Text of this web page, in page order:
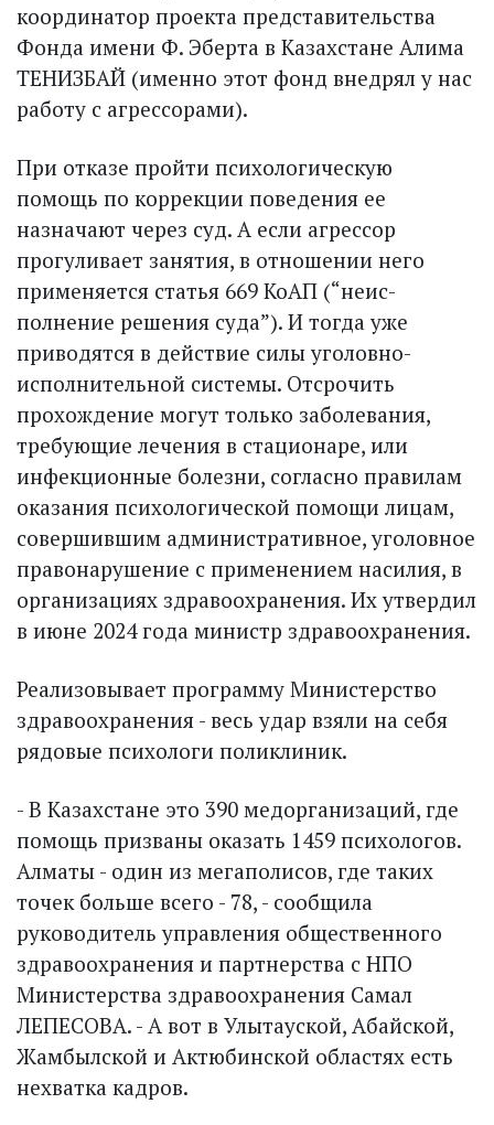
координатор проекта представительства
Фонда имени Ф. Эберта в Казахстане Алима
ТЕНИЗБАЙ (именно этот фонд внедрял у нас
работу с агрессорами).
При отказе пройти психологическую
помощь по коррекции поведения ее
назначают через суд. А если агрессор
прогуливает занятия, в отношении него
применяется статья 669 КоАП (“неис­
полнение решения суда”). И тогда уже
приводятся в действие силы уголовно-
исполнительной системы. Отсрочить
прохождение могут только заболевания,
требующие лечения в стационаре, или
инфекционные болезни, согласно правилам
оказания психологической помощи лицам,
совершившим административное, уголовное
правонарушение с применением насилия, в
организациях здравоохранения. Их утвердил
в июне 2024 года министр здравоохранения.
Реализовывает программу Министерство
здравоохранения - весь удар взяли на себя
рядовые психологи поликлиник.
- В Казахстане это 390 медорганизаций, где
помощь призваны оказать 1459 психологов.
Алматы - один из мегаполисов, где таких
точек больше всего - 78, - сообщила
руководитель управления общественного
здравоохранения и партнерства с НПО
Министерства здравоохранения Самал
ЛЕПЕСОВА. - А вот в Улытауской, Абайской,
Жамбылской и Актюбинской областях есть
нехватка кадров.